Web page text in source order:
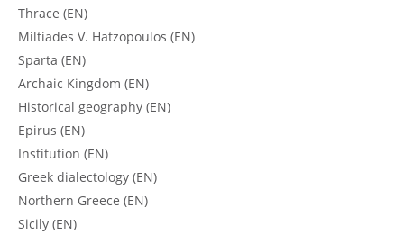
Thrace (EN)
Miltiades V. Hatzopoulos (EN)
Sparta (EN)
Archaic Kingdom (EN)
Historical geography (EN)
Epirus (EN)
Institution (EN)
Greek dialectology (EN)
Northern Greece (EN)
Sicily (EN)